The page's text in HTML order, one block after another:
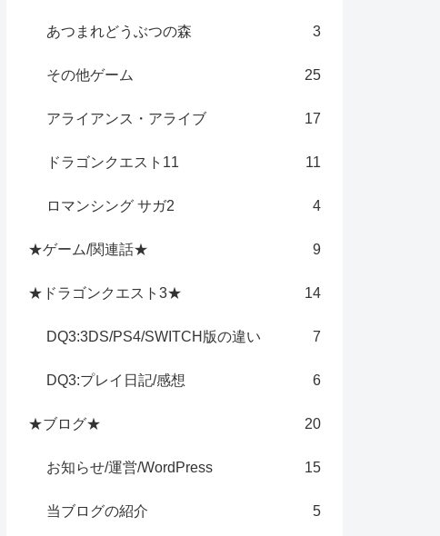
あつまれどうぶつの森 3
その他ゲーム 25
アライアンス・アライブ 17
ドラゴンクエスト11 11
ロマンシング サガ2 4
★ゲーム/関連話★ 9
★ドラゴンクエスト3★ 14
DQ3:3DS/PS4/SWITCH版の違い 7
DQ3:プレイ日記/感想 6
★ブログ★ 20
お知らせ/運営/WordPress 15
当ブログの紹介 5